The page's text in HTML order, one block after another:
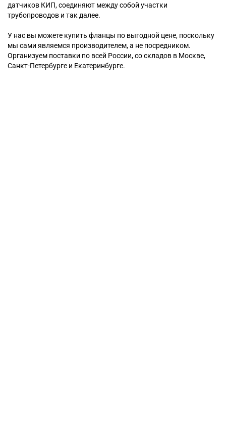
датчиков КИП, соединяют между собой участки
трубопроводов и так далее.
У нас вы можете купить фланцы по выгодной цене, поскольку
мы сами являемся производителем, а не посредником.
Организуем поставки по всей России, со складов в Москве,
Санкт-Петербурге и Екатеринбурге.